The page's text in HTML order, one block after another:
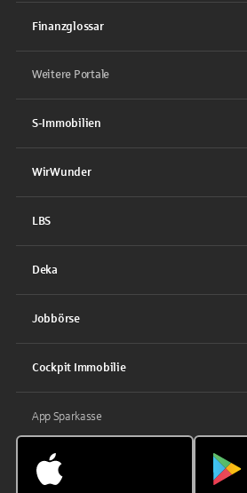
Finanzglossar
Weitere Portale
S-Immobilien
WirWunder
LBS
Deka
Jobbörse
Cockpit Immobilie
App Sparkasse